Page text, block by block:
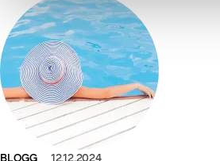
BLOGG 12.12.2024